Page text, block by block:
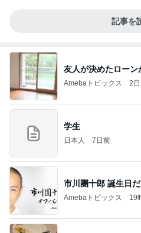
記事を
友人が決めたローン
Amebaトピックス 2
学生
日本人 7日前
市川團十郎 誕生日
Amebaトピックス 19